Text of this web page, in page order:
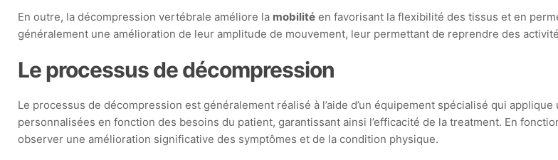
En outre, la décompression vertébrale améliore la mobilité en favorisant la flexibilité des tissus et en
généralement une amélioration de leur amplitude de mouvement, leur permettant de reprendre des
Le processus de décompression
Le processus de décompression est généralement réalisé à l’aide d’un équipement spécialisé qui
personnalisées en fonction des besoins du patient, garantissant ainsi l’efficacité de la treatment. En
observer une amélioration significative des symptômes et de la condition physique.